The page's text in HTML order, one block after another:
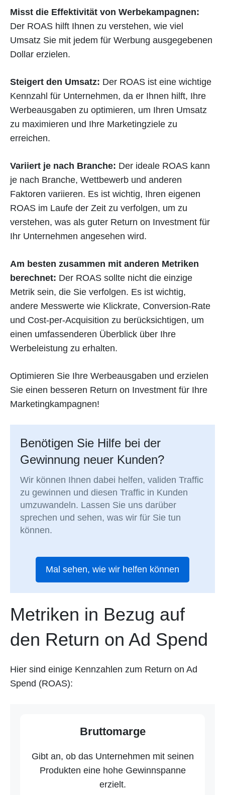
Misst die Effektivität von Werbekampagnen:
Der ROAS hilft Ihnen zu verstehen, wie viel
Umsatz Sie mit jedem für Werbung ausgegebenen
Dollar erzielen.
Steigert den Umsatz: Der ROAS ist eine wichtige
Kennzahl für Unternehmen, da er Ihnen hilft, Ihre
Werbeausgaben zu optimieren, um Ihren Umsatz
zu maximieren und Ihre Marketingziele zu
erreichen.
Variiert je nach Branche: Der ideale ROAS kann
je nach Branche, Wettbewerb und anderen
Faktoren variieren. Es ist wichtig, Ihren eigenen
ROAS im Laufe der Zeit zu verfolgen, um zu
verstehen, was als guter Return on Investment für
Ihr Unternehmen angesehen wird.
Am besten zusammen mit anderen Metriken
berechnet: Der ROAS sollte nicht die einzige
Metrik sein, die Sie verfolgen. Es ist wichtig,
andere Messwerte wie Klickrate, Conversion-Rate
und Cost-per-Acquisition zu berücksichtigen, um
einen umfassenderen Überblick über Ihre
Werbeleistung zu erhalten.
Optimieren Sie Ihre Werbeausgaben und erzielen
Sie einen besseren Return on Investment für Ihre
Marketingkampagnen!
Benötigen Sie Hilfe bei der
Gewinnung neuer Kunden?
Wir können Ihnen dabei helfen, validen Traffic
zu gewinnen und diesen Traffic in Kunden
umzuwandeln. Lassen Sie uns darüber
sprechen und sehen, was wir für Sie tun
können.
Mal sehen, wie wir helfen können
Metriken in Bezug auf
den Return on Ad Spend
Hier sind einige Kennzahlen zum Return on Ad
Spend (ROAS):
Bruttomarge
Gibt an, ob das Unternehmen mit seinen
Produkten eine hohe Gewinnspanne
erzielt.